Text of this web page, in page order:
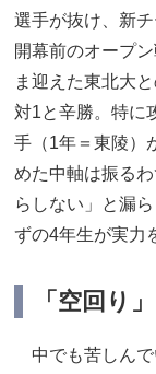
選手が抜け、新
開幕前のオープ
ま迎えた東北大
対1と辛勝。特に
手（1年＝東陵）
めた中軸は振る
らしない」と漏
ずの4年生が実力
「空回り
中でも苦しんで